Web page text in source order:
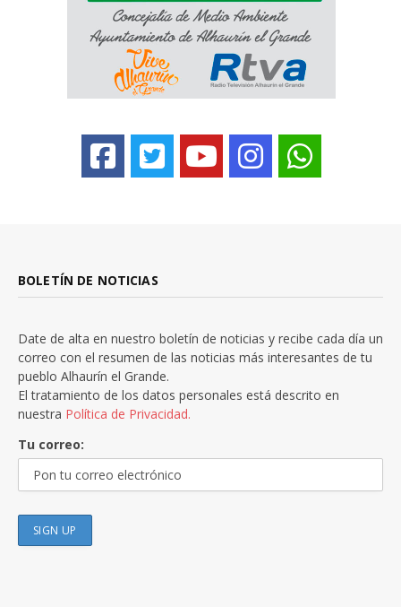
BOLETÍN DE NOTICIAS
Date de alta en nuestro boletín de noticias y recibe cada día un
correo con el resumen de las noticias más interesantes de tu
pueblo Alhaurín el Grande.
El tratamiento de los datos personales está descrito en
nuestra Política de Privacidad.
Tu correo: